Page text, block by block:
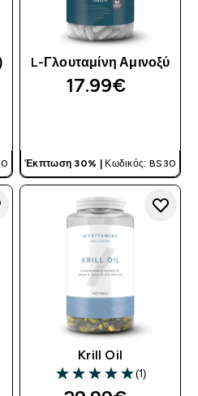
L-Γλουταμίνη Αμινοξύ
17.99€‎
Έκπτωση 30% | Κωδικός: BS30
Krill Oil
5 out of 5 stars
(1)